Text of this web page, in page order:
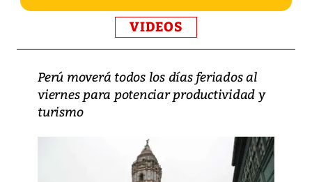
VIDEOS
Perú moverá todos los días feriados al
viernes para potenciar productividad y
turismo